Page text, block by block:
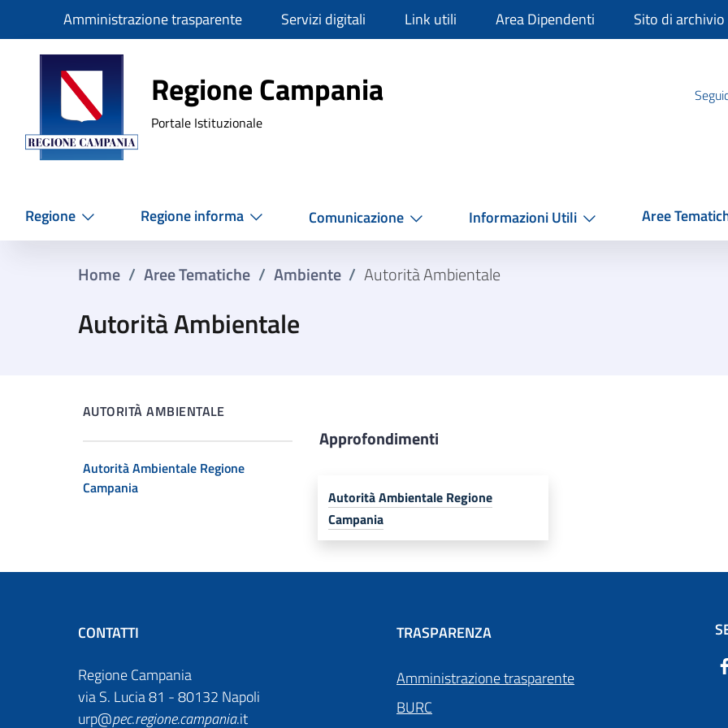
SlimAmministrazione trasparente Servizi digitali Link utili Area Dipendenti Sito di archivio
Regione Campania
Regione Campania
Portale Istituzionale
Regione Regione informa Comunicazione Informazioni Utili Aree
Home / Aree Tematiche / Ambiente / Autorità Ambientale
Autorità Ambientale
AUTORITÀ AMBIENTALE
Autorità Ambientale Regione
Campania
Approfondimenti
Autorità Ambientale Regione
Campania
CONTATTI
Regione Campania
via S. Lucia 81 - 80132 Napoli
urp@pec.regione.campania.it
TRASPARENZA
Amministrazione trasparente
BURC